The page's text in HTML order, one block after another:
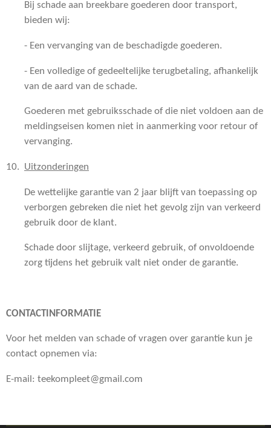
Bij schade aan breekbare goederen door transport,
bieden wij:
- Een vervanging van de beschadigde goederen.
- Een volledige of gedeeltelijke terugbetaling, afhankelijk
van de aard van de schade.
Goederen met gebruiksschade of die niet voldoen aan de
meldingseisen komen niet in aanmerking voor retour of
vervanging.
10. Uitzonderingen
De wettelijke garantie van 2 jaar blijft van toepassing op
verborgen gebreken die niet het gevolg zijn van verkeerd
gebruik door de klant.
Schade door slijtage, verkeerd gebruik, of onvoldoende
zorg tijdens het gebruik valt niet onder de garantie.
CONTACTINFORMATIE
Voor het melden van schade of vragen over garantie kun je
contact opnemen via:
E-mail: teekompleet@gmail.com